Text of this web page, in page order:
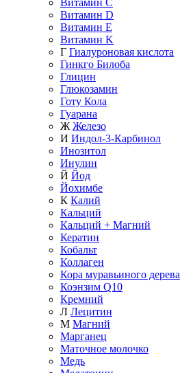
Витамин C
Витамин D
Витамин E
Витамин K
Г Гиалуроновая кислота
Гинкго Билоба
Глицин
Глюкозамин
Готу Кола
Гуарана
Ж Железо
И Индол-3-Карбинол
Инозитол
Инулин
Й Йод
Йохимбе
К Калий
Кальций
Кальций + Магний
Кератин
Кобальт
Коллаген
Кора муравьиного дерева
Коэнзим Q10
Кремний
Л Лецитин
М Магний
Марганец
Маточное молочко
Медь